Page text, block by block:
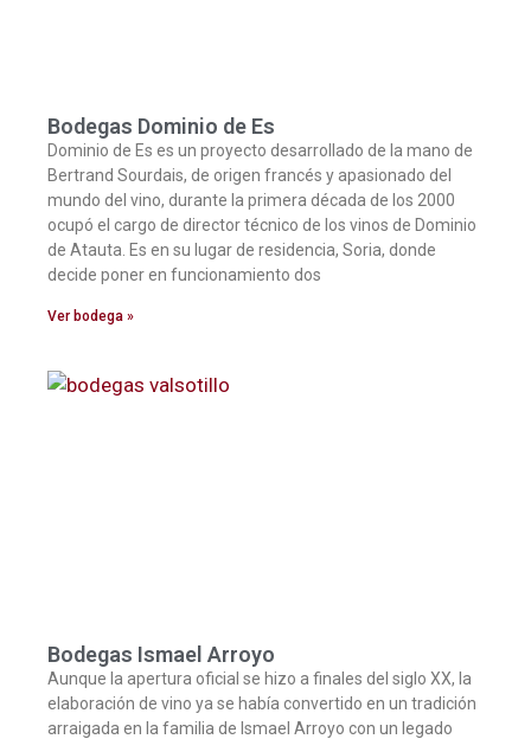
Bodegas Dominio de Es
Dominio de Es es un proyecto desarrollado de la mano de
Bertrand Sourdais, de origen francés y apasionado del
mundo del vino, durante la primera década de los 2000
ocupó el cargo de director técnico de los vinos de Dominio
de Atauta. Es en su lugar de residencia, Soria, donde
decide poner en funcionamiento dos
Ver bodega »
Bodegas Ismael Arroyo
Aunque la apertura oficial se hizo a finales del siglo XX, la
elaboración de vino ya se había convertido en un tradición
arraigada en la familia de Ismael Arroyo con un legado